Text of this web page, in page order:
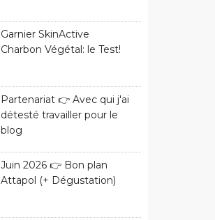
Garnier SkinActive
Charbon Végétal: le Test!
Partenariat 👉 Avec qui j'ai
détesté travailler pour le
blog
Juin 2026 👉 Bon plan
Attapol (+ Dégustation)